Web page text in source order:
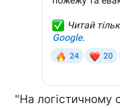
"На логістичному